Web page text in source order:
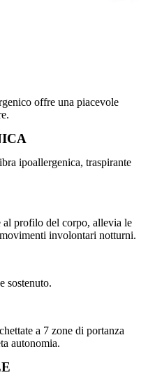
offre una piacevole
ipoallergenica, traspirante
al profilo del corpo, allevia le
involontari notturni.
sostenuto.
a 7 zone di portanza
autonomia.